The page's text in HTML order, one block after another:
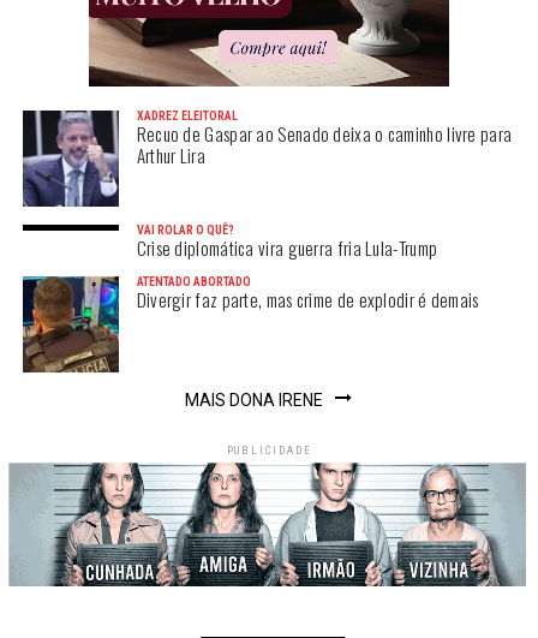
XADREZ ELEITORAL
Recuo de Gaspar ao Senado deixa o caminho livre para
Arthur Lira
VAI ROLAR O QUÊ?
Crise diplomática vira guerra fria Lula-Trump
ATENTADO ABORTADO
Divergir faz parte, mas crime de explodir é demais
MAIS DONA IRENE
PUBLICIDADE